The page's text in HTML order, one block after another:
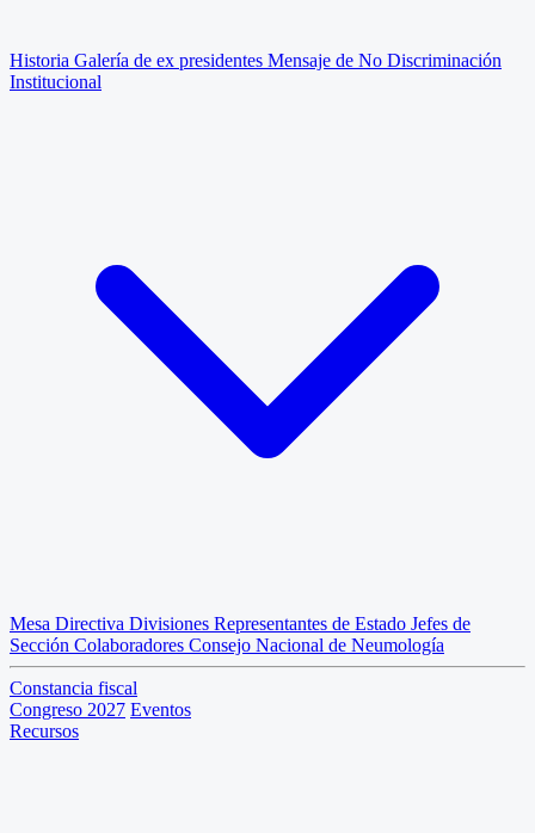
Historia Galería de ex presidentes Mensaje de No Discriminación
Institucional
Mesa Directiva Divisiones Representantes de Estado Jefes de
Sección Colaboradores Consejo Nacional de Neumología
Constancia fiscal
Congreso 2027 Eventos
Recursos